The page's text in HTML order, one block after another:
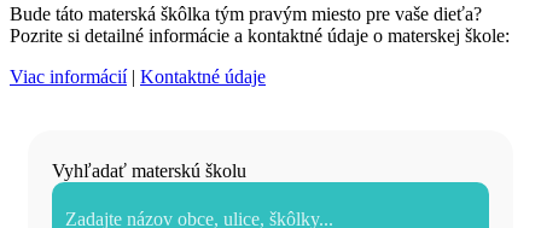
Bude táto materská škôlka tým pravým miesto pre vaše dieťa?
Pozrite si detailné informácie a kontaktné údaje o materskej škole:
Viac informácií| Kontaktné údaje
Vyhľadať materskú školu